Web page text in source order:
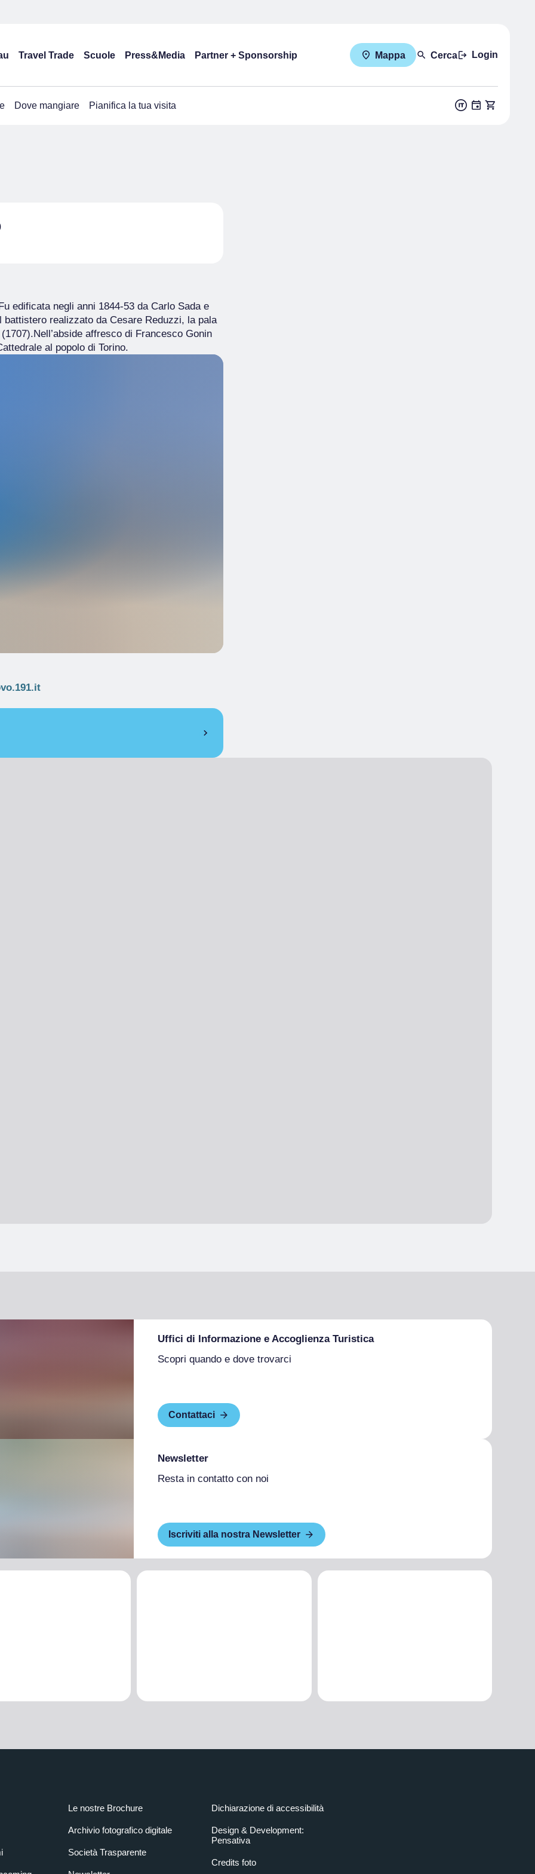
Travel Trade Scuole Press&Media Partner + Sponsorship Mappa Cerca Login
Dove mangiare Pianifica la tua visita
edificata negli anni 1844-53 da Carlo Sada e
battistero realizzato da Cesare Reduzzi, la pala
affresco di Francesco Gonin
al popolo di Torino.
Uffici di Informazione e Accoglienza Turistica
Scopri quando e dove trovarci
Contattaci
Newsletter
Resta in contatto con noi
Iscriviti alla nostra Newsletter
Le nostre Brochure
Archivio fotografico digitale
Società Trasparente
Dichiarazione di accessibilità
Design & Development:
Pensativa
Credits foto